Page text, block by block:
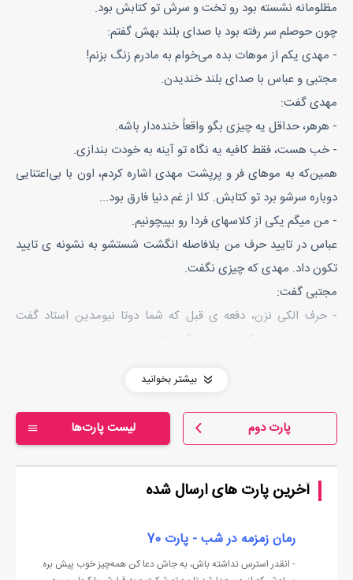
مظلومانه نشسته بود رو تخت و سرش تو کتابش بود.
چون حوصلم سر رفته بود با صدای بلند بهش گفتم:
- مهدی یکم از موهات بده می‌خوام به مادرم زنگ بزنم!
مجتبی و عباس با صدای بلند خندیدن.
مهدی گفت:
- هرهر، حداقل یه چیزی بگو واقعاً خنده‌دار باشه.
- خب هست، فقط کافیه یه نگاه تو آینه به خودت بندازی.
همین‌که به موهای فر و پرپشت مهدی اشاره کردم، اون با بی‌اعتنایی
دوباره سرشو برد تو کتابش. کلا از غم دنیا فارق بود...
- من میگم یکی از کلاسهای فردا رو بپیچونیم.
عباس در تایید حرف من بلافاصله انگشت شستشو به نشونه ی تایید
تکون داد. مهدی که چیزی نگفت.
مجتبی گفت:
- حرف الکی نزن، دفعه ی قبل که شما دوتا نیومدین استاد گفت
تخفیف مخفیف درکار نیست، دیگه راهتون نمی‌ده!
می‌کنم که... نکن! مرض داری؟!
قندی که مهدی پرت کرد طرفم و دوباره پرت کردم سمت خودش که
خورد به دماغ کشیدَش! بلافاصله سرشو از کتاب بلند کرد و عصبانی
- مشکل روانی داری؟!
- من یا تو؟ مگه شوخی دارم باهات که چیز میز پرت می‌کنی؟
- من پرت کردم؟!
من و مهدی که کارمون از شوخی به بحث کشید مجتبی سیب زمینی
بیشتر بخوانید
لیست پارت‌ها پارت دوم
آخرین پارت های ارسال شده
رمان زمزمه در شب - پارت 70
- انقدر استرس نداشته باش، به جاش دعا کن همه‌چیز خوب پیش بره.